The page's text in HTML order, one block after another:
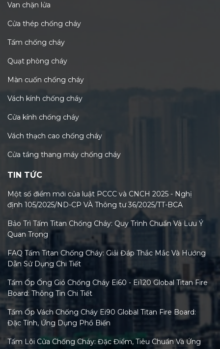
Van chặn lửa
Cửa thép chống cháy
Tấm chống cháy
Quạt phòng cháy
Màn cuốn chống cháy
Vách kính chống cháy
Cửa kính chống cháy
Vách thạch cao chống cháy
Cửa tầng thang máy chống cháy
TIN TỨC
Một số điểm mới của luật PCCC và CNCH 2025 - Nghị
định 105/2025/ND-CP VÀ Thông tư 36/2025/TT-BCA
Bảo Trì Tấm Titan Chống Cháy: Quy Trình Chuẩn Và Lưu Ý
Quan Trọng
FAQ Tấm Titan Chống Cháy: Giải Đáp Thắc Mắc Và Hướng
Dẫn Sử Dụng Chi Tiết
Tấm Ốp Ống Gió Chống Cháy Ei60 - Ei120 Global Titan Fire
Board: Thông Tin Chi Tiết
Tấm Ốp Vách Chống Cháy Ei90 Global Titan Fire Board:
Đặc Tính, Ứng Dụng Phổ Biến
Tấm Lõi Cửa Chống Cháy: Đặc Điểm, Tiêu Chuẩn Và Ứng